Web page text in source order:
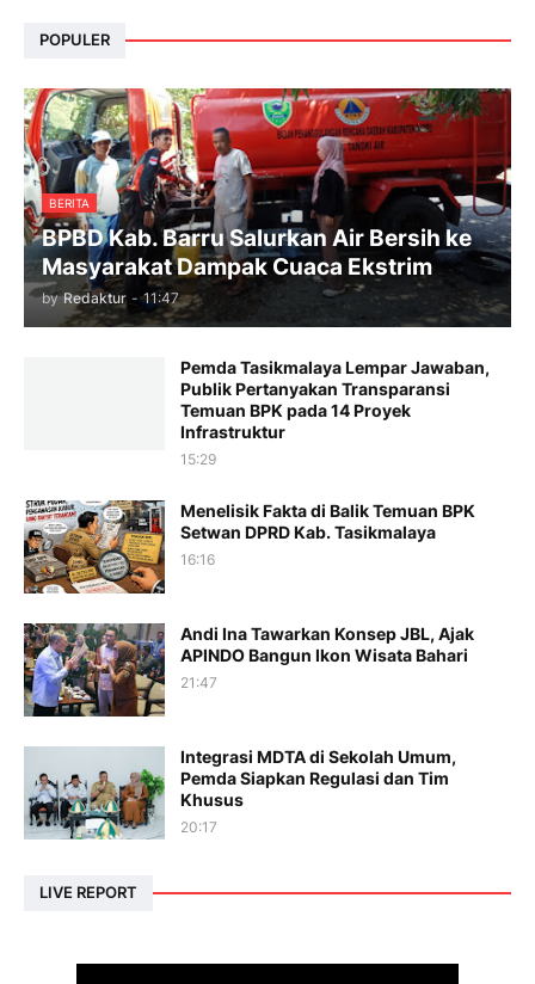
POPULER
BERITA
BPBD Kab. Barru Salurkan Air Bersih ke
Masyarakat Dampak Cuaca Ekstrim
by Redaktur - 11:47
Pemda Tasikmalaya Lempar Jawaban,
Publik Pertanyakan Transparansi
Temuan BPK pada 14 Proyek
Infrastruktur
15:29
Menelisik Fakta di Balik Temuan BPK
Setwan DPRD Kab. Tasikmalaya
16:16
Andi Ina Tawarkan Konsep JBL, Ajak
APINDO Bangun Ikon Wisata Bahari
21:47
Integrasi MDTA di Sekolah Umum,
Pemda Siapkan Regulasi dan Tim
Khusus
20:17
LIVE REPORT